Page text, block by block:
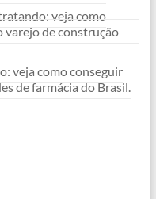
veja como
varejo de construção
veja como conseguir
de farmácia do Brasil.